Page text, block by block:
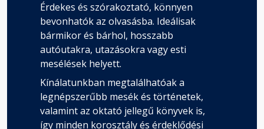
Érdekes és szórakoztató, könnyen
bevonhatók az olvasásba. Ideálisak
bármikor és bárhol, hosszabb
autóutakra, utazásokra vagy esti
mesélések helyett.
Kínálatunkban megtalálhatóak a
legnépszerűbb mesék és történetek,
valamint az oktató jellegű könyvek is,
így minden korosztály és érdeklődési